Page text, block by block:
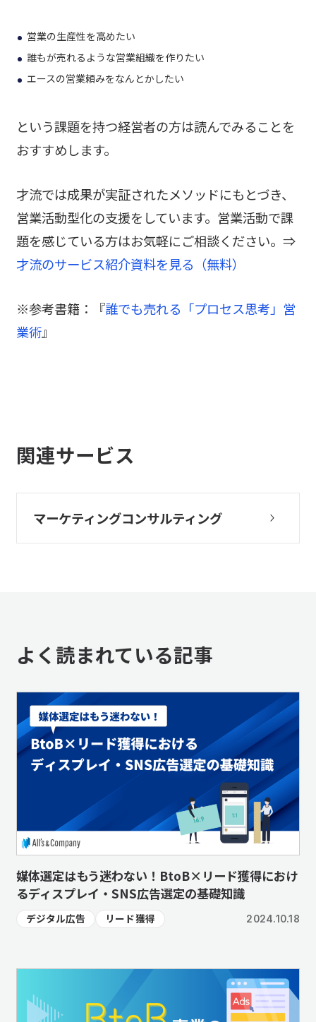
営業の生産性を高めたい
誰もが売れるような営業組織を作りたい
エースの営業頼みをなんとかしたい
という課題を持つ経営者の方は読んでみることを
おすすめします。
才流では成果が実証されたメソッドにもとづき、
営業活動型化の支援をしています。営業活動で課
題を感じている方はお気軽にご相談ください。⇒
才流のサービス紹介資料を見る（無料）
※参考書籍：『誰でも売れる「プロセス思考」営
業術』
関連サービス
マーケティングコンサルティング
よく読まれている記事
媒体選定はもう迷わない！BtoB×リード獲得におけ
るディスプレイ・SNS広告選定の基礎知識
デジタル広告 リード獲得 2024.10.18